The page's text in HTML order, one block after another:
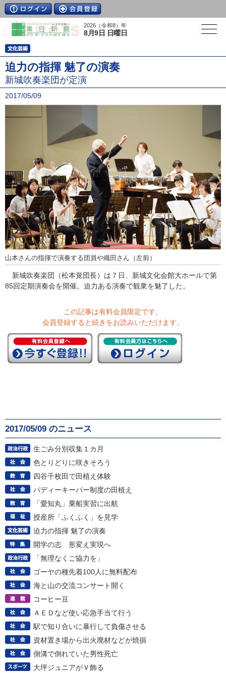
2026（令和8）年
8月9日 日曜日
迫力の指揮 魅了の演奏
新城吹奏楽団が定演
2017/05/09
山本さんの指揮で演奏する団員や織田さん（左前）
新城吹奏楽団（松本覚団長）は７日、新城文化会館大ホールで第
85回定期演奏会を開催。迫力ある演奏で観衆を魅了した。
この記事は有料会員限定です。
会員登録すると続きをお読みいただけます。
2017/05/09 のニュース
生ごみ分別収集１カ月
色とりどりに咲きそろう
四谷千枚田で田植え体験
パディーキーパー制度の田植え
「愛知丸」乗船実習に出航
授産所「ふくふく」を見学
迫力の指揮 魅了の演奏
開学の志 形変え実現へ
「無理なくご協力を」
ゴーヤの種先着100人に無料配布
海と山の交流コンサート開く
コーヒー豆
ＡＥＤなど使い応急手当て行う
駅で知り合いに暴行して負傷させる
資材置き場から出火廃材などが焼損
側溝で倒れていた男性死亡
大坪ジュニアがＶ飾る